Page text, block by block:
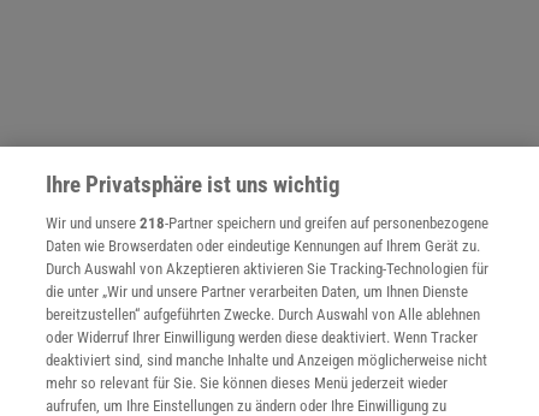
NACH OBEN
Für Sie im Spektrum-Shop und am Kiosk:
Ihre Privatsphäre ist uns wichtig
Wir und unsere218-Partner speichern und greifen auf personenbezogene
Daten wie Browserdaten oder eindeutige Kennungen auf Ihrem Gerät zu.
Durch Auswahl von Akzeptieren aktivieren Sie Tracking-Technologien für
die unter „Wir und unsere Partner verarbeiten Daten, um Ihnen Dienste
bereitzustellen“ aufgeführten Zwecke. Durch Auswahl von Alle ablehnen
oder Widerruf Ihrer Einwilligung werden diese deaktiviert. Wenn Tracker
deaktiviert sind, sind manche Inhalte und Anzeigen möglicherweise nicht
mehr so relevant für Sie. Sie können dieses Menü jederzeit wieder
aufrufen, um Ihre Einstellungen zu ändern oder Ihre Einwilligung zu